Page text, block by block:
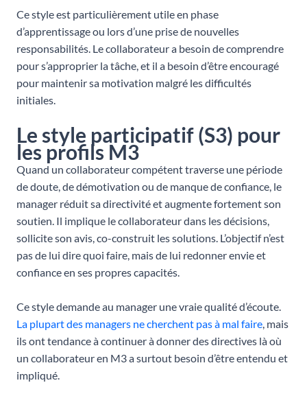
Ce style est particulièrement utile en phase
d’apprentissage ou lors d’une prise de nouvelles
responsabilités. Le collaborateur a besoin de comprendre
pour s’approprier la tâche, et il a besoin d’être encouragé
pour maintenir sa motivation malgré les difficultés
initiales.
Le style participatif (S3) pour
les profils M3
Quand un collaborateur compétent traverse une période
de doute, de démotivation ou de manque de confiance, le
manager réduit sa directivité et augmente fortement son
soutien. Il implique le collaborateur dans les décisions,
sollicite son avis, co-construit les solutions. L’objectif n’est
pas de lui dire quoi faire, mais de lui redonner envie et
confiance en ses propres capacités.
Ce style demande au manager une vraie qualité d’écoute.
La plupart des managers ne cherchent pas à mal faire, mais
ils ont tendance à continuer à donner des directives là où
un collaborateur en M3 a surtout besoin d’être entendu et
impliqué.